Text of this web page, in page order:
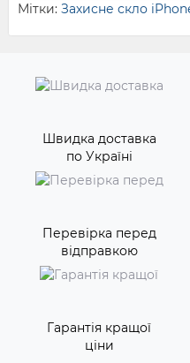
Мітки: Захисне скло
Швидка доставка
по Україні
Перевірка перед
відправкою
Гарантія кращої
ціни